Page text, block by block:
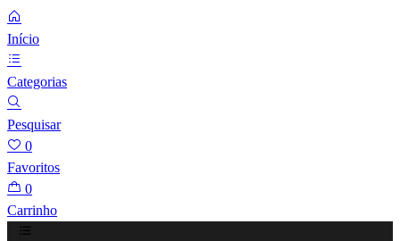
Início
Categorias
Pesquisar
0
Favoritos
0
Carrinho